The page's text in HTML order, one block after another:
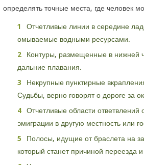
определять точные места, где человек
Отчетливые линии в середине
омываемые водными ресурсами.
Контуры, размещенные в нижней
дальние плавания.
Некрупные пунктирные
Судьбы, верно говорят о дороге за
Отчетливые области
эмиграции в другую местность или
Полосы, идущие от браслета на
который станет причиной переезда